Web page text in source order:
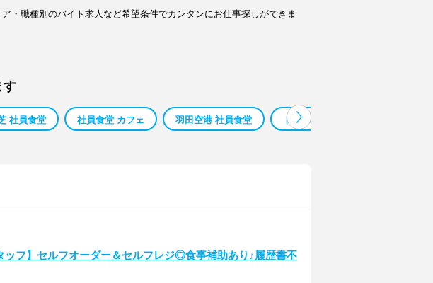
・職種別のバイト求人など希望条件でカンタンにお仕事探しができま
す
社員食堂 社員食堂 カフェ 羽田空港 社員食堂 トーハン 社員食堂
ッフ】セルフオーダー＆セルフレジ◎食事補助あり♪履歴書不